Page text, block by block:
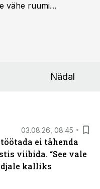
vähe ruumi
Nädal
03.08.26, 08:45
ei tähenda
viibida. “See vale
kalliks